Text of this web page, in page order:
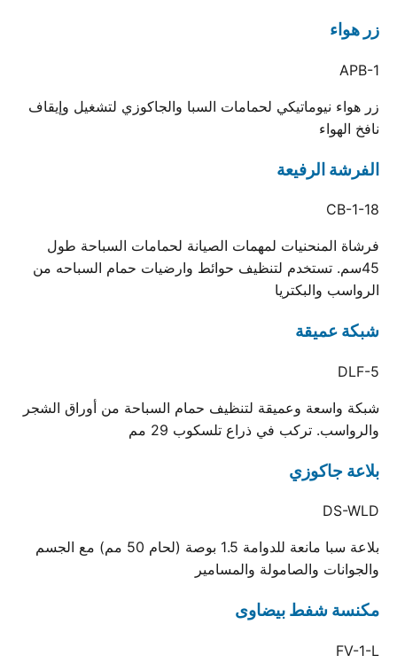
زر هواء
APB-1
زر هواء نيوماتيكي لحمامات السبا والجاكوزي لتشغيل وإيقاف
نافخ الهواء
الفرشة الرفيعة
CB-1-18
فرشاة المنحنيات لمهمات الصيانة لحمامات السباحة طول
45سم. تستخدم لتنظيف حوائط وارضيات حمام السباحه من
الرواسب والبكتريا
شبكة عميقة
DLF-5
شبكة واسعة وعميقة لتنظيف حمام السباحة من أوراق الشجر
والرواسب. تركب في ذراع تلسكوب 29 مم
بلاعة جاكوزي
DS-WLD
بلاعة سبا مانعة للدوامة 1.5 بوصة (لحام 50 مم) مع الجسم
والجوانات والصامولة والمسامير
مكنسة شفط بيضاوى
FV-1-L